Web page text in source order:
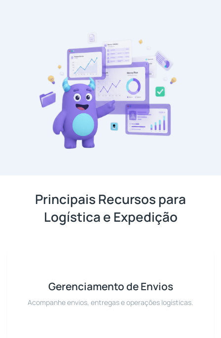
Principais Recursos para
Logística e Expedição
Gerenciamento de Envios
Acompanhe envios, entregas e operações logísticas.